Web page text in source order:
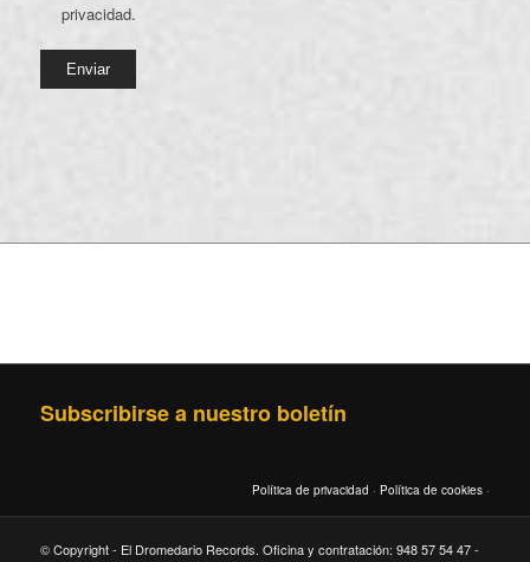
privacidad.
Subscribirse a nuestro boletín
Política de privacidad · Política de cookies ·
© Copyright - El Dromedario Records. Oficina y contratación: 948 57 54 47 -